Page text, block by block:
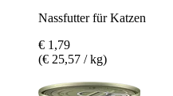
Nassfutter für Katzen
€ 1,79
(€ 25,57 / kg)